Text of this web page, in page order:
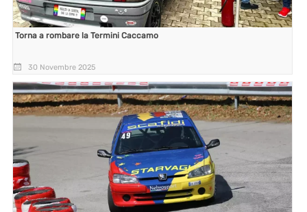
Torna a rombare la Termini Caccamo
30 Novembre 2025